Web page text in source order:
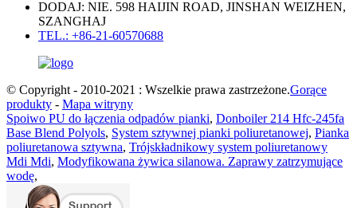
DODAJ: NIE. 598 HAIJIN ROAD, JINSHAN WEIZHEN,
SZANGHAJ
TEL.: +86-21-60570688
© Copyright - 2010-2021 : Wszelkie prawa zastrzeżone.Gorące
produkty - Mapa witryny
Spoiwo PU do łączenia odpadów pianki, Donboiler 214 Hfc-245fa
Base Blend Polyols, System sztywnej pianki poliuretanowej, Pianka
poliuretanowa sztywna, Trójskładnikowy system poliuretanowy
Mdi Mdi, Modyfikowana żywica silanowa. Zaprawy zatrzymujące
wodę,